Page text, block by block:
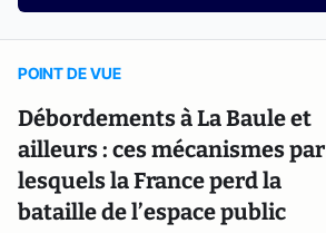
POINT DE VUE
Débordements à La Baule et
ailleurs : ces mécanismes par
lesquels la France perd la
bataille de l’espace public